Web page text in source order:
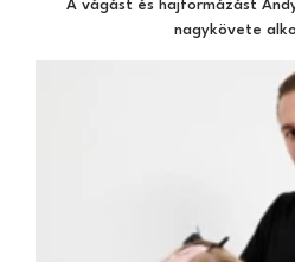
A vágást és hajformázást
nagykövete